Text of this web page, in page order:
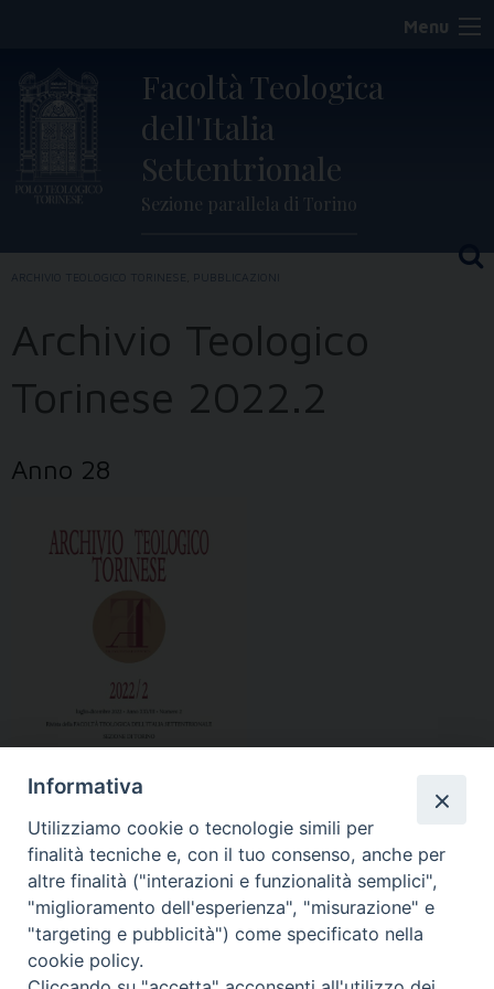
content
Menu
Facoltà Teologica
dell'Italia
Settentrionale
Sezione parallela di Torino
ARCHIVIO TEOLOGICO TORINESE PUBBLICAZIONI
Archivio Teologico
Torinese 2022.2
Anno 28
ATT 2022-2 sommario
Abstracts ATT 2022-2
Informativa
Utilizziamo cookie o tecnologie simili per
finalità tecniche e, con il tuo consenso, anche per
altre finalità ("interazioni e funzionalità semplici",
"miglioramento dell'esperienza", "misurazione" e
"targeting e pubblicità") come specificato nella
cookie policy.